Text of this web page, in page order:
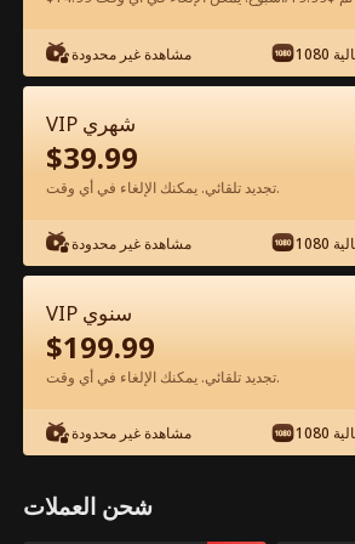
شاهد مجانًا في التطبيق
الحلقة 68 - معلمي هو الملك القرد ووكونغ
الفيلم كامل
مشاهدة غير محدودة
VIP شهري
$39.99
تجديد تلقائي. يمكنك الإلغاء في أي وقت.
مشاهدة غير محدودة
VIP سنوي
$199.99
تجديد تلقائي. يمكنك الإلغاء في أي وقت.
مشاهدة غير محدودة
شحن العملات